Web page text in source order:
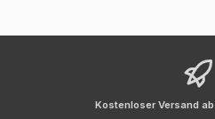
Kostenloser Versand